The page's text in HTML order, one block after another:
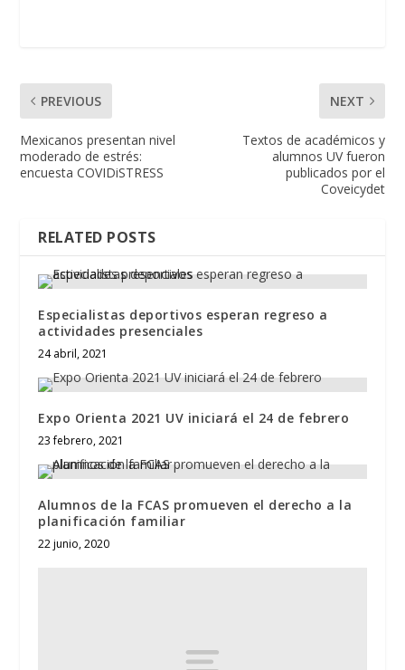
PREVIOUS
Mexicanos presentan nivel
moderado de estrés:
encuesta COVIDiSTRESS
NEXT
Textos de académicos y
alumnos UV fueron
publicados por el
Coveicydet
RELATED POSTS
Especialistas deportivos esperan regreso a
actividades presenciales
24 abril, 2021
Expo Orienta 2021 UV iniciará el 24 de febrero
23 febrero, 2021
Alumnos de la FCAS promueven el derecho a la
planificación familiar
22 junio, 2020